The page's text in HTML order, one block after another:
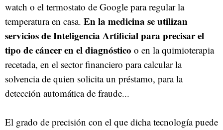
watch o el termostato de Google para regular la
temperatura en casa. En la medicina se utilizan
servicios de Inteligencia Artificial para precisar el
tipo de cáncer en el diagnóstico o en la quimioterapia
recetada, en el sector financiero para calcular la
solvencia de quien solicita un préstamo, para la
detección automática de fraude...
El grado de precisión con el que dicha tecnología puede